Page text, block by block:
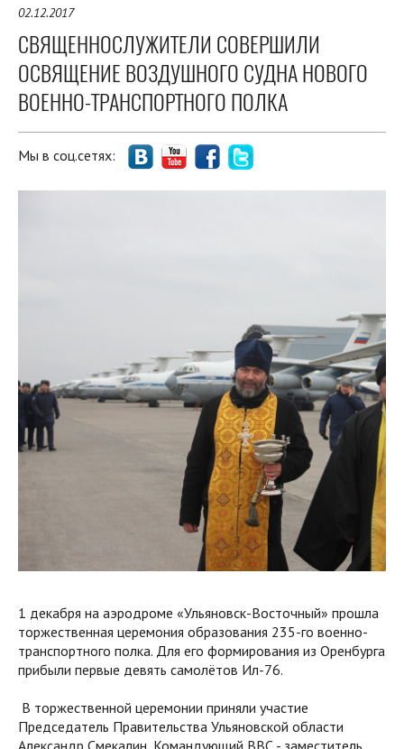
02.12.2017
СВЯЩЕННОСЛУЖИТЕЛИ СОВЕРШИЛИ
ОСВЯЩЕНИЕ ВОЗДУШНОГО СУДНА НОВОГО
ВОЕННО-ТРАНСПОРТНОГО ПОЛКА
Мы в соц.сетях:
1 декабря на аэродроме «Ульяновск-Восточный» прошла
торжественная церемония образования 235-го военно-
транспортного полка. Для его формирования из Оренбурга
прибыли первые девять самолётов Ил-76.
В торжественной церемонии приняли участие
Председатель Правительства Ульяновской области
Александр Смекалин, Командующий ВВС - заместитель